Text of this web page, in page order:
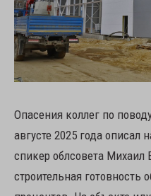
Опасения коллег по
августе 2025 года описал
спикер облсовета Михаил
строительная готовность